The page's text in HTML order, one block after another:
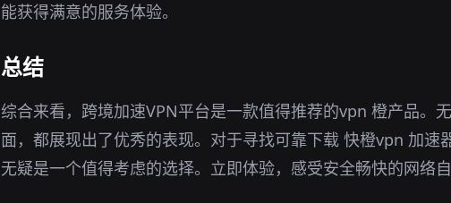
能获得满意的服务体验。
总结
综合来看，跨境加速VPN平台是一款值得推荐的vpn 橙产品。
面，都展现出了优秀的表现。对于寻找可靠下载 快橙vpn 加速
无疑是一个值得考虑的选择。立即体验，感受安全畅快的网络自